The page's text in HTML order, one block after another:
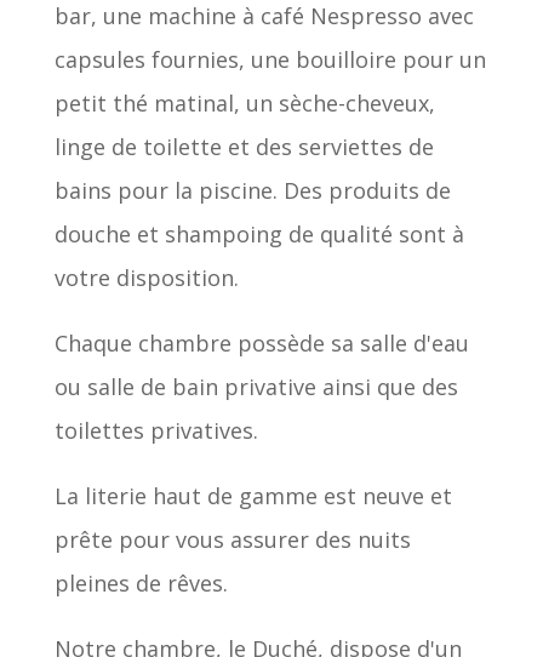
bar, une machine à café Nespresso avec
capsules fournies, une bouilloire pour un
petit thé matinal, un sèche-cheveux,
linge de toilette et des serviettes de
bains pour la piscine. Des produits de
douche et shampoing de qualité sont à
votre disposition.
Chaque chambre possède sa salle d'eau
ou salle de bain privative ainsi que des
toilettes privatives.
La literie haut de gamme est neuve et
prête pour vous assurer des nuits
pleines de rêves.
Notre chambre, le Duché, dispose d'un